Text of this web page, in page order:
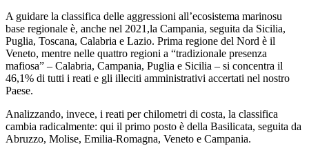
A guidare la classifica delle aggressioni all’ecosistema marinosu
base regionale è, anche nel 2021,la Campania, seguita da Sicilia,
Puglia, Toscana, Calabria e Lazio. Prima regione del Nord è il
Veneto, mentre nelle quattro regioni a “tradizionale presenza
mafiosa” – Calabria, Campania, Puglia e Sicilia – si concentra il
46,1% di tutti i reati e gli illeciti amministrativi accertati nel nostro
Paese.
Analizzando, invece, i reati per chilometri di costa, la classifica
cambia radicalmente: qui il primo posto è della Basilicata, seguita da
Abruzzo, Molise, Emilia-Romagna, Veneto e Campania.